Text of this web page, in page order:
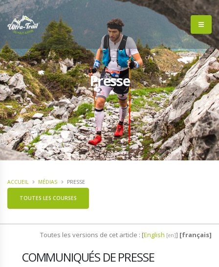
Presse
ACCUEIL MÉDIAS PRESSE
TOUTES LES COURSES
Toutes les versions de cet article : [English ] [français]
COMMUNIQUÉS DE PRESSE